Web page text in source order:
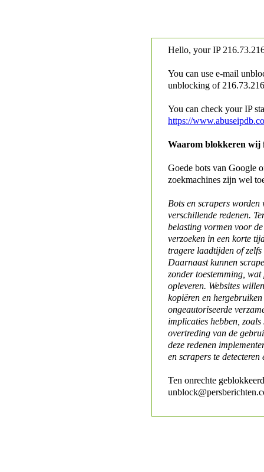
Hello, your IP
You can use e-mail
unblocking of
You can check your IP
https://
Waarom blokkeren wij
Goede bots van Google
zoekmachines zijn wel
Bots en scrapers worden
verschillende redenen.
belasting vormen voor
verzoeken in een korte
tragere laadtijden of
Daarnaast kunnen
zonder toestemming,
opleveren. Websites
kopiëren en
ongeautoriseerde
implicaties hebben,
overtreding van de
deze redenen
en scrapers te detecteren
Ten onrechte